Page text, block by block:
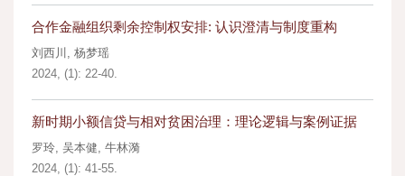
合作金融组织剩余控制权安排: 认识澄清与制度重构
刘西川 , 杨梦瑶
2024, (1): 22-40.
新时期小额信贷与相对贫困治理：理论逻辑与案例证据
罗玲, 吴本健, 牛林漪
2024, (1): 41-55.